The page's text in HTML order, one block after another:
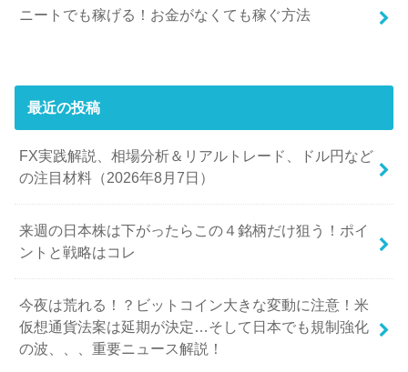
ニートでも稼げる！お金がなくても稼ぐ方法
最近の投稿
FX実践解説、相場分析＆リアルトレード、ドル円など
の注目材料（2026年8月7日）
来週の日本株は下がったらこの４銘柄だけ狙う！ポイ
ントと戦略はコレ
今夜は荒れる！？ビットコイン大きな変動に注意！米
仮想通貨法案は延期が決定…そして日本でも規制強化
の波、、、重要ニュース解説！